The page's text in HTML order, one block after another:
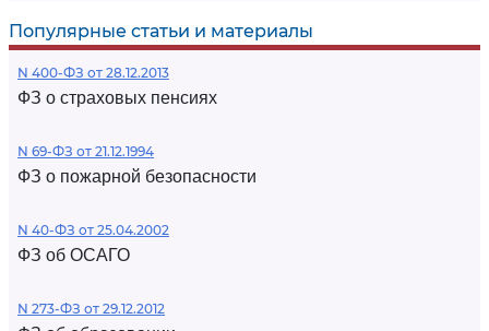
Популярные статьи и материалы
N 400-ФЗ от 28.12.2013
ФЗ о страховых пенсиях
N 69-ФЗ от 21.12.1994
ФЗ о пожарной безопасности
N 40-ФЗ от 25.04.2002
ФЗ об ОСАГО
N 273-ФЗ от 29.12.2012